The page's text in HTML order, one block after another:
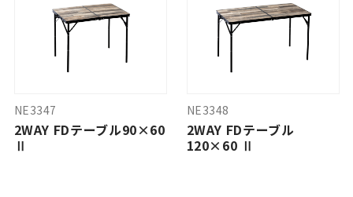
NE3347
2WAY FDテーブル90×60
Ⅱ
NE3348
2WAY FDテーブル
120×60 Ⅱ